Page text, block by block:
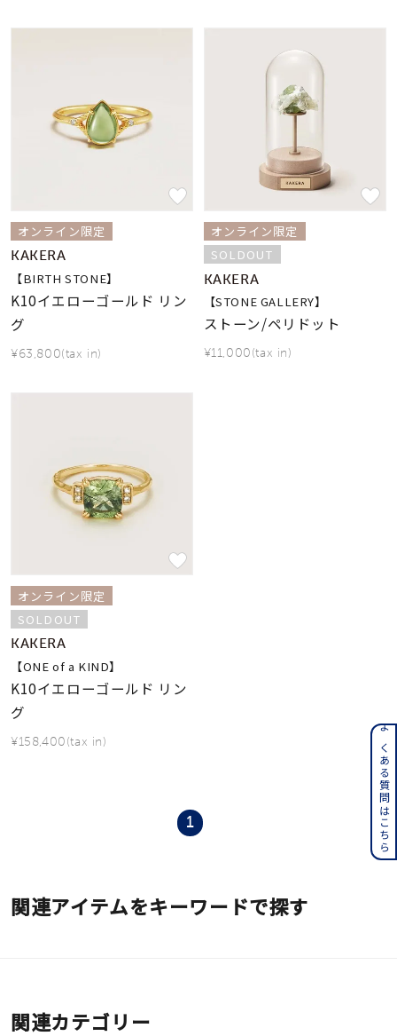
石の色
コレクション
レディース
リングサイズ
～
リングサイズ
オンライン限定
KAKERA
【BIRTH STONE】
K10イエローゴールド リン
グ
¥63,800(tax in)
オンライン限定
SOLDOUT
KAKERA
【STONE GALLERY】
ストーン/ペリドット
¥11,000(tax in)
オンライン限定
SOLDOUT
KAKERA
【ONE of a KIND】
K10イエローゴールド リン
グ
¥158,400(tax in)
1
関連アイテムをキーワードで探す
関連カテゴリー
よくある質問はこちら